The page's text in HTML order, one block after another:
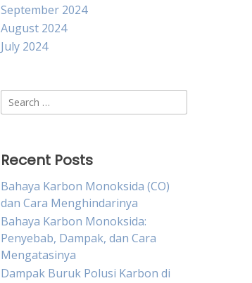
September 2024
August 2024
July 2024
Search
for:
Recent Posts
Bahaya Karbon Monoksida (CO)
dan Cara Menghindarinya
Bahaya Karbon Monoksida:
Penyebab, Dampak, dan Cara
Mengatasinya
Dampak Buruk Polusi Karbon di